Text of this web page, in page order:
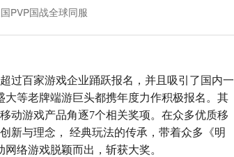
PVP国战全球同服
过百家游戏企业踊跃报名，并且吸引了国内一
等老牌端游巨头都携年度力作积极报名。其
动游戏产品角逐7个相关奖项。在众多优质移
新与理念， 经典玩法的传承，带着众多《明
络游戏脱颖而出，斩获大奖。